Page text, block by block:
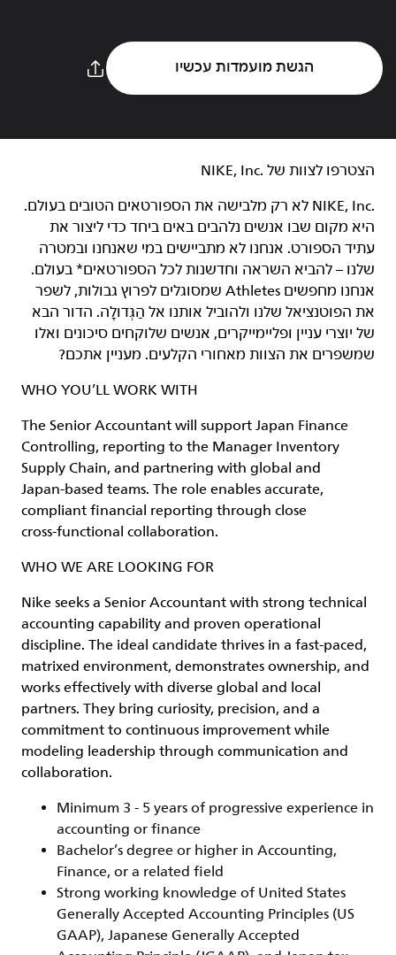
הגשת מועמדות עכשיו
הצטרפו לצוות של NIKE, Inc.‎‏
NIKE, Inc.‎ לא רק מלבישה את הספורטאים הטובים בעולם.
היא מקום שבו אנשים נלהבים באים ביחד כדי ליצור את
עתיד הספורט. אנחנו לא מתביישים במי שאנחנו ובמטרה
שלנו – להביא השראה וחדשנות לכל הספורטאים* בעולם.
אנחנו מחפשים Athletes שמסוגלים לפרוץ גבולות, לשפר
את הפוטנציאל שלנו ולהוביל אותנו אל הַגְּדוּלָה. הדור הבא
של יוצרי עניין ופליימייקרים, אנשים שלוקחים סיכונים ואלו
שמשפרים את הצוות מאחורי הקלעים. מעניין אתכם?
WHO YOU’LL WORK WITH
The Senior Accountant will support Japan Finance
Controlling, reporting to the Manager Inventory
Supply Chain, and partnering with global and
Japan‑based teams. The role enables accurate,
compliant financial reporting through close
cross‑functional collaboration.
WHO WE ARE LOOKING FOR
Nike seeks a Senior Accountant with strong technical
accounting capability and proven operational
discipline. The ideal candidate thrives in a fast‑paced,
matrixed environment, demonstrates ownership, and
works effectively with diverse global and local
partners. They bring curiosity, precision, and a
commitment to continuous improvement while
modeling leadership through communication and
collaboration.
Minimum 3 - 5 years of progressive experience in
accounting or finance
Bachelor’s degree or higher in Accounting,
Finance, or a related field
Strong working knowledge of United States
Generally Accepted Accounting Principles (US
GAAP), Japanese Generally Accepted